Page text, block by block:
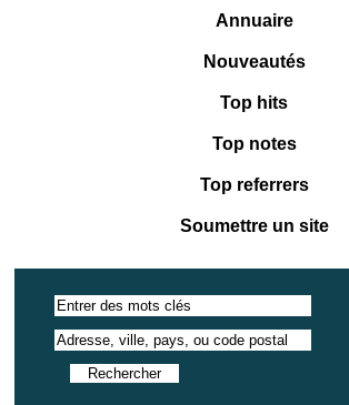
Annuaire
Nouveautés
Top hits
Top notes
Top referrers
Soumettre un site